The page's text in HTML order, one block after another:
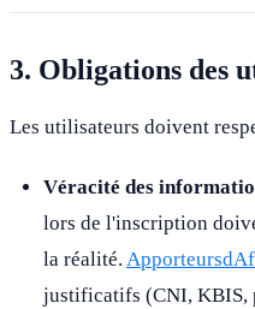
3. Obligations des
Les utilisateurs doivent
Véracité des
lors de l'inscription
la réalité.
justificatifs (CNI, KBIS,